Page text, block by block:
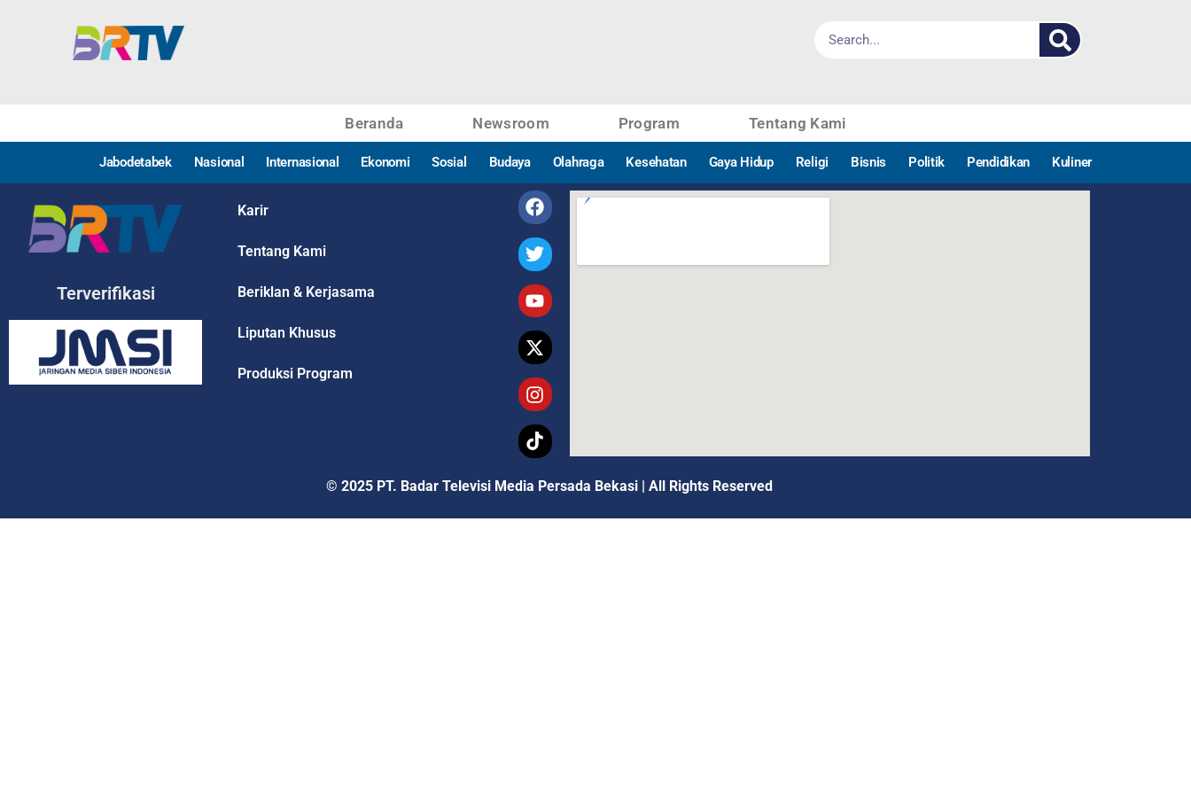
Beranda Newsroom Program Tentang Kami
Jabodetabek Nasional Internasional Ekonomi Sosial Budaya Olahraga Kesehatan Gaya Hidup Religi Bisnis Politik Pendidikan Kuliner
Terverifikasi
Karir
Tentang Kami
Beriklan & Kerjasama
Liputan Khusus
Produksi Program
© 2025 PT. Badar Televisi Media Persada Bekasi | All Rights Reserved